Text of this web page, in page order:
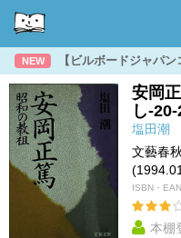
NEW 【ビルボードジャパ
安岡
し-20-
塩田潮
文藝春秋
ISBN・
本棚